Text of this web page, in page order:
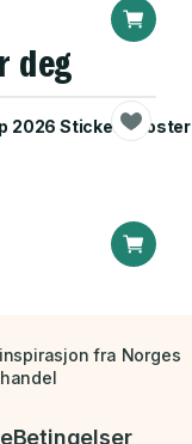
deg
2026 Sticker Booster
fra Norges
Betingelser